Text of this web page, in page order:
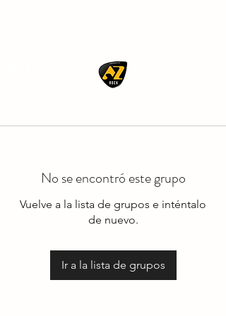
No se encontró este grupo
Vuelve a la lista de grupos e inténtalo
de nuevo.
Ir a la lista de grupos